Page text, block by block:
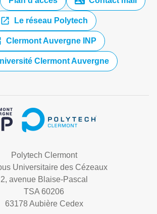
Le réseau Polytech
Clermont Auvergne INP
Clermont Auvergne
Polytech Clermont
Universitaire des Cézeaux
2, avenue Blaise-Pascal
TSA 60206
63178 Aubière Cedex